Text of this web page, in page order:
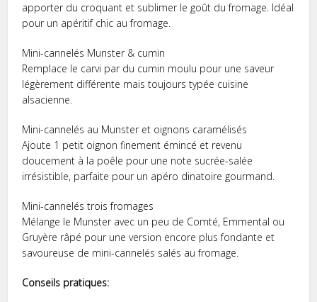
apporter du croquant et sublimer le goût du fromage. Idéal
pour un apéritif chic au fromage.
Mini-cannelés Munster & cumin
Remplace le carvi par du cumin moulu pour une saveur
légèrement différente mais toujours typée cuisine
alsacienne.
Mini-cannelés au Munster et oignons caramélisés
Ajoute 1 petit oignon finement émincé et revenu
doucement à la poêle pour une note sucrée-salée
irrésistible, parfaite pour un apéro dinatoire gourmand.
Mini-cannelés trois fromages
Mélange le Munster avec un peu de Comté, Emmental ou
Gruyère râpé pour une version encore plus fondante et
savoureuse de mini-cannelés salés au fromage.
Conseils pratiques: